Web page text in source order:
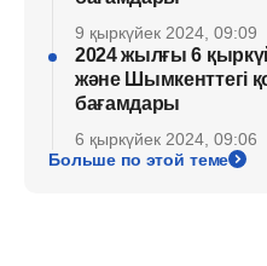
9 қыркүйек 2024, 09:09
2024 жылғы 6
және Шымкенттегі
бағамдары
6 қыркүйек 2024, 09:06
Больше по этой теме